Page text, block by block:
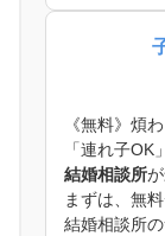
《無料》煩
「連れ子OK
結婚相談所
まずは、無
結婚相談所